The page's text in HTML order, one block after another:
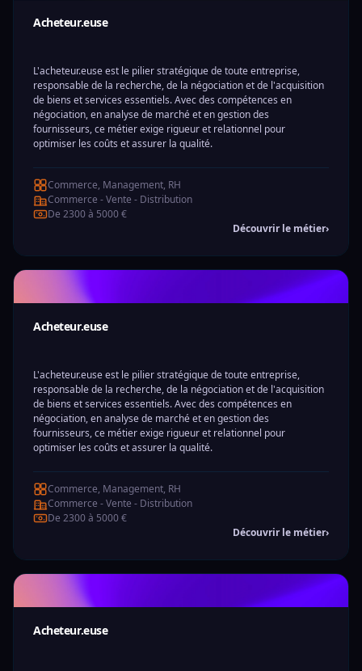
Acheteur.euse
L'acheteur.euse est le pilier stratégique de toute entreprise,
responsable de la recherche, de la négociation et de l'acquisition
de biens et services essentiels. Avec des compétences en
négociation, en analyse de marché et en gestion des
fournisseurs, ce métier exige rigueur et relationnel pour
optimiser les coûts et assurer la qualité.
Commerce, Management, RH
Commerce - Vente - Distribution
De 2300 à 5000 €
Découvrir le métier›
Acheteur.euse
L'acheteur.euse est le pilier stratégique de toute entreprise,
responsable de la recherche, de la négociation et de l'acquisition
de biens et services essentiels. Avec des compétences en
négociation, en analyse de marché et en gestion des
fournisseurs, ce métier exige rigueur et relationnel pour
optimiser les coûts et assurer la qualité.
Commerce, Management, RH
Commerce - Vente - Distribution
De 2300 à 5000 €
Découvrir le métier›
Acheteur.euse